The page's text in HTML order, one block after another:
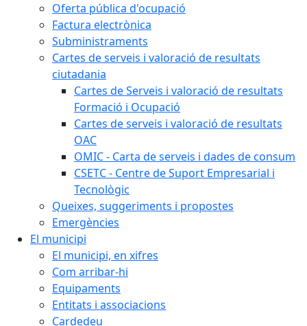
Oferta pública d'ocupació
Factura electrònica
Subministraments
Cartes de serveis i valoració de resultats
ciutadania
Cartes de Serveis i valoració de resultats
Formació i Ocupació
Cartes de serveis i valoració de resultats
OAC
OMIC - Carta de serveis i dades de consum
CSETC - Centre de Suport Empresarial i
Tecnològic
Queixes, suggeriments i propostes
Emergències
El municipi
El municipi, en xifres
Com arribar-hi
Equipaments
Entitats i associacions
Cardedeu